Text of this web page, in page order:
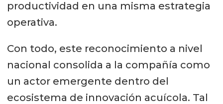
productividad en una misma estrategia
operativa.
Con todo, este reconocimiento a nivel
nacional consolida a la compañía como
un actor emergente dentro del
ecosistema de innovación acuícola. Tal